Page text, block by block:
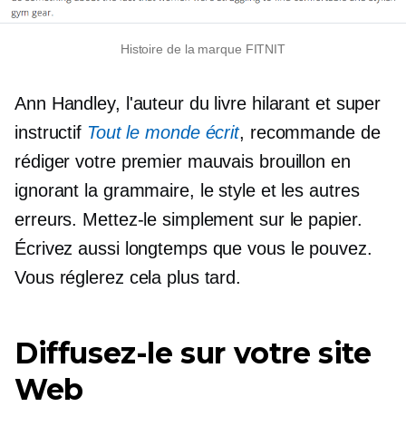
Histoire de la marque FITNIT
Ann Handley, l'auteur du livre hilarant et super
instructif Tout le monde écrit, recommande de
rédiger votre premier mauvais brouillon en
ignorant la grammaire, le style et les autres
erreurs. Mettez-le simplement sur le papier.
Écrivez aussi longtemps que vous le pouvez.
Vous réglerez cela plus tard.
Diffusez-le sur votre site
Web